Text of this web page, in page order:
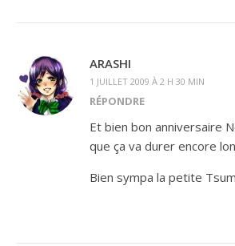
ARASHI
1 JUILLET 2009 À 2 H 30 MIN
RÉPONDRE
Et bien bon anniversaire
que ça va durer encore
Bien sympa la petite